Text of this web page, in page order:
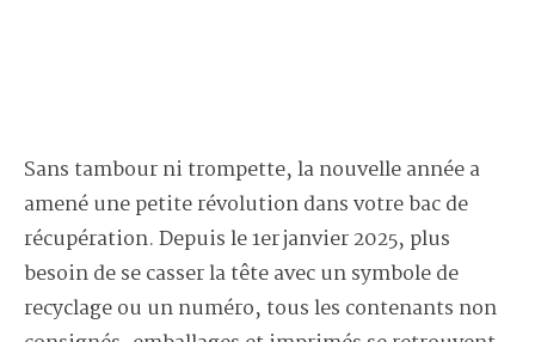
Sans tambour ni trompette, la nouvelle année a
amené une petite révolution dans votre bac de
récupération. Depuis le 1er janvier 2025, plus
besoin de se casser la tête avec un symbole de
recyclage ou un numéro, tous les contenants non